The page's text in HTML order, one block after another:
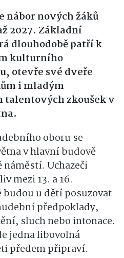
nábor nových žáků
2027. Základní
dlouhodobě patří k
kulturního
otevře své dveře
i mladým
zkoušek v
oboru se
v hlavní budově
náměstí. Uchazeči
mezi 13. a 16.
budou u dětí posuzovat
předpoklady,
sluch nebo intonace.
jedna libovolná
předem připraví.